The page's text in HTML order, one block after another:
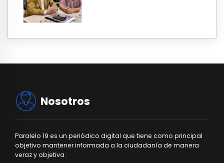
Nosotros
Paralelo 19 es un periódico digital que tiene como principal
objetivo mantener informada a la ciudadanía de manera
veraz y objetiva.